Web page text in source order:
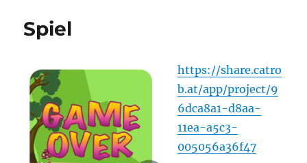
Spiel
https://share.catro
b.at/app/project/9
6dca8a1-d8aa-
11ea-a5c3-
005056a36f47